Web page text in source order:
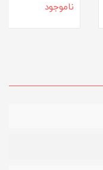
ناموجود